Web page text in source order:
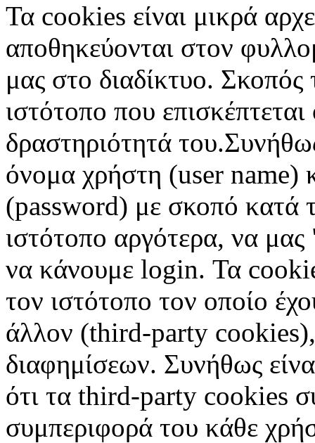
Τα cookies είναι μικρά
αποθηκεύονται στον
μας στο διαδίκτυο. Σκοπός
ιστότοπο που
δραστηριότητά
όνομα χρήστη (user name)
(password) με σκοπό κατά
ιστότοπο αργότερα, να μας
να κάνουμε login. Τα
τον ιστότοπο τον οποίο
άλλον (third-party
διαφημίσεων. Συνήθως
ότι τα third-party cookies
συμπεριφορά του κάθε